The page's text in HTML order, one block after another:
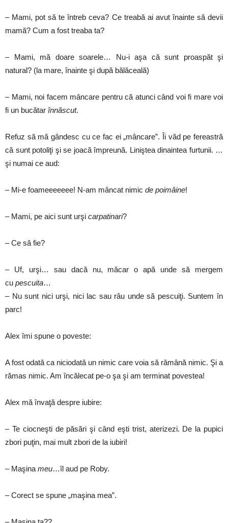
– Mami, pot să te întreb ceva? Ce treabă ai avut înainte să devii
mamă? Cum a fost treaba ta?
– Mami, mă doare soarele… Nu-i aşa că sunt proaspăt şi
natural? (la mare, înainte şi după bălăceală)
– Mami, noi facem mâncare pentru că atunci când voi fi mare voi
fi un bucătar înnăscut.
Refuz să mă gândesc cu ce fac ei „mâncare”. Îi văd pe fereastră
că sunt potoliţi şi se joacă împreună. Liniştea dinaintea furtunii. …
şi numai ce aud:
– Mi-e foameeeeeee! N-am mâncat nimic de poimâine!
– Mami, pe aici sunt urşi carpatinari?
– Ce să fie?
– Uf, urşi… sau dacă nu, măcar o apă unde să mergem
cu pescuita…
– Nu sunt nici urşi, nici lac sau râu unde să pescuiţi. Suntem în
parc!
Alex îmi spune o poveste:
A fost odată ca niciodată un nimic care voia să rămână nimic. Şi a
rămas nimic. Am încălecat pe-o şa şi am terminat povestea!
Alex mă învaţă despre iubire:
– Te ciocneşti de păsări şi când eşti trist, aterizezi. De la pupici
zbori puţin, mai mult zbori de la iubiri!
– Maşina meu…îl aud pe Roby.
– Corect se spune „maşina mea”.